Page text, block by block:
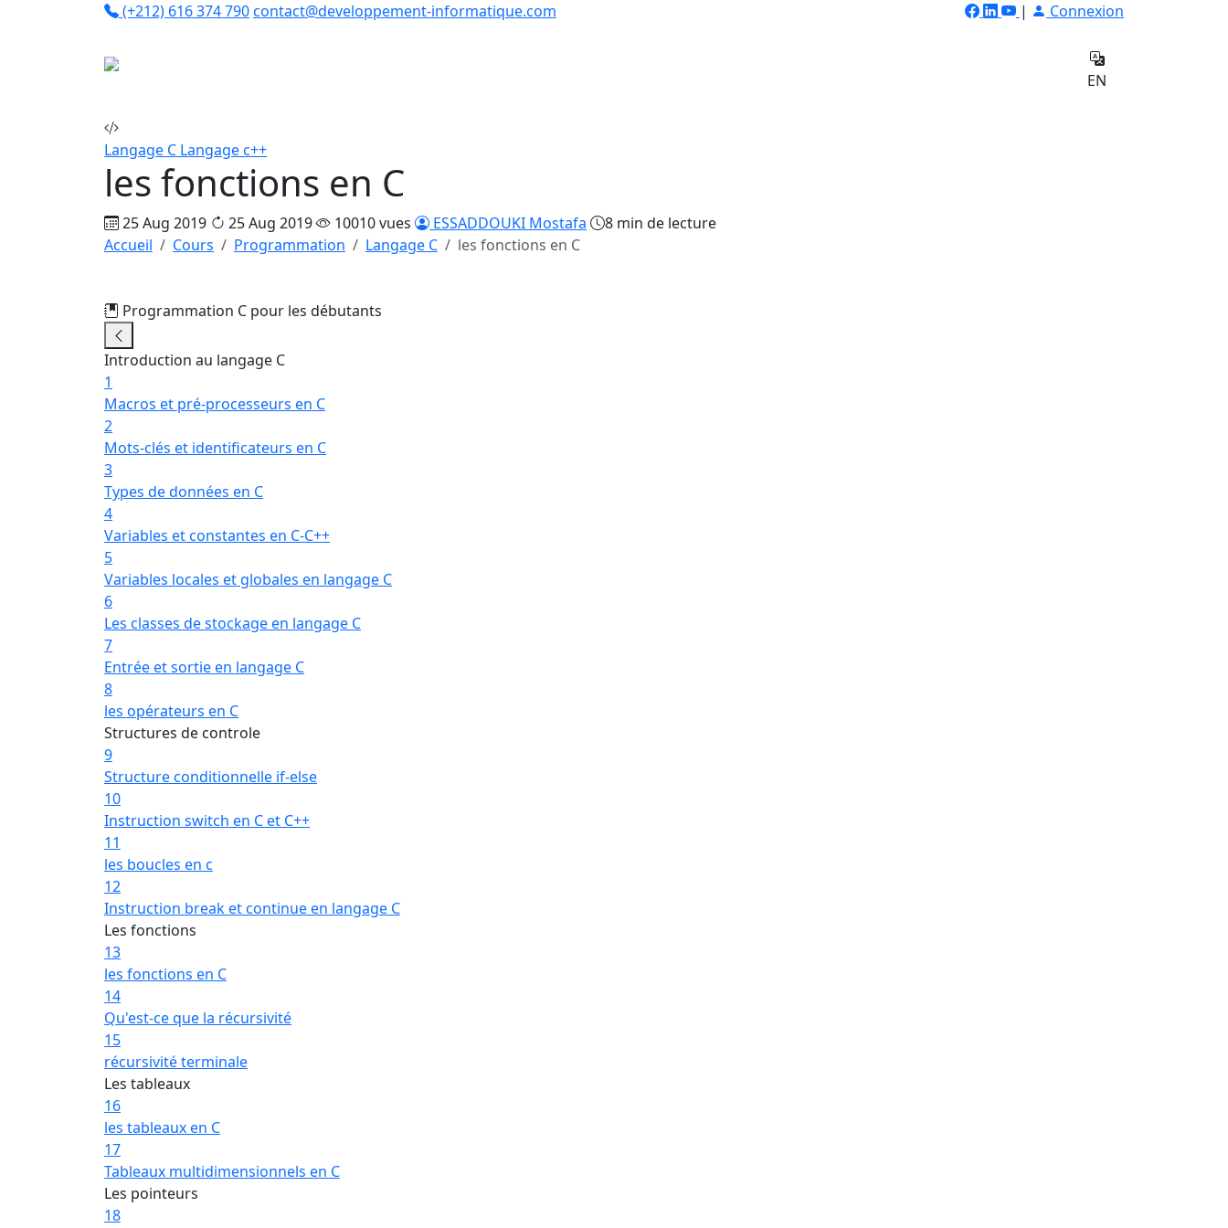
(+212) 616 374 790contact@developpement-informatique.com |
Connexion
EN
Langage C Langage c++
les fonctions en C
25 Aug 2019 25 Aug 2019 10010 vues ESSADDOUKI Mostafa
8 min de lecture
Accueil
Cours Programmation Langage C les fonctions en C
Programmation C pour les débutants
Introduction au langage C
1
Macros et pré-processeurs en C
2
Mots-clés et identificateurs en C
3
Types de données en C
4
Variables et constantes en C-C++
5
Variables locales et globales en langage C
6
Les classes de stockage en langage C
7
Entrée et sortie en langage C
8
les opérateurs en C
Structures de controle
9
Structure conditionnelle if-else
10
Instruction switch en C et C++
11
les boucles en c
12
Instruction break et continue en langage C
Les fonctions
13
les fonctions en C
14
Qu'est-ce que la récursivité
15
récursivité terminale
Les tableaux
16
les tableaux en C
17
Tableaux multidimensionnels en C
Les pointeurs
18